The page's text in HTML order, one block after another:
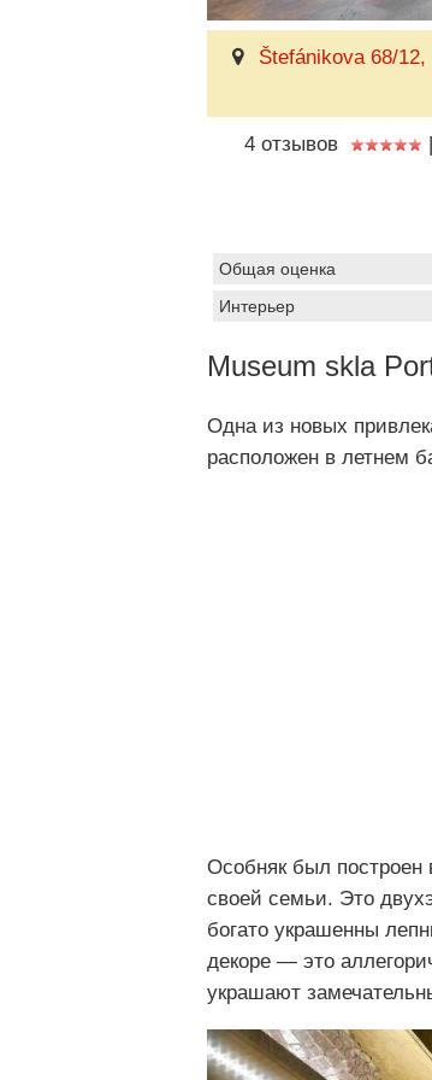
Štefánikova 68/12,
4 отзывов |
Общая оценка
Интерьер
Museum skla
Одна из новых
расположен в летнем
Особняк был построен
своей семьи. Это
богато украшенны
декоре — это
украшают